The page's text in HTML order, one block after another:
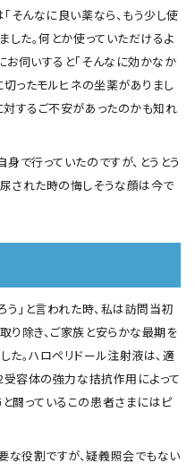
そんなに良い薬なら、もう少し使
した。何とか使っていただけるよ
お伺いすると「そんなに効かなか
切ったモルヒネの坐薬がありまし
対するご不安があったのかも知れ
で行っていたのですが、とうとう
された時の悔しそうな顔は今で
う」と言われた時、私は訪問当初
り除き、ご家族と安らかな最期を
た。ハロペリドール注射液は、適
受容体の強力な拮抗作用によって
闘っているこの患者さまにはピ
な役割ですが、疑義照会でもない